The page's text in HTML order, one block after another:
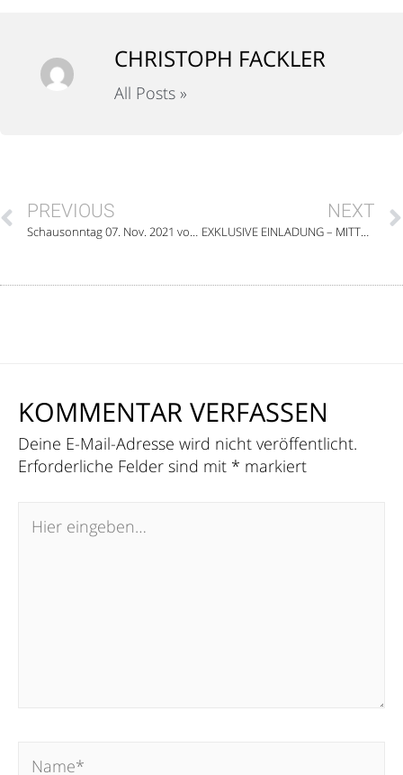
CHRISTOPH FACKLER
All Posts »
PREVIOUS
Schausonntag 07. Nov. 2021 von 14 – 17 Uhr
NEXT
EXKLUSIVE EINLADUNG – MITTWOCH, 18. OKTOBER 2023 AB 19 UHR
KOMMENTAR VERFASSEN
Deine E-Mail-Adresse wird nicht veröffentlicht.
Erforderliche Felder sind mit * markiert